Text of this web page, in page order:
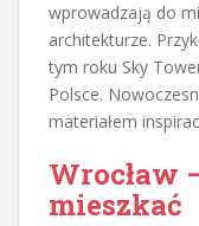
wprowadzają do
architekturze.
tym roku Sky
Polsce.
materiałem
Wrocław
mieszkać